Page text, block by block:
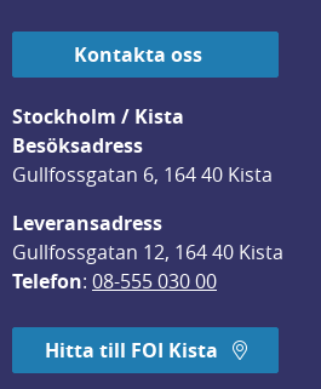
Kontakta oss
Stockholm / Kista
Besöksadress
Gullfossgatan 6, 164 40 Kista
Leveransadress
Gullfossgatan 12, 164 40 Kista
Telefon: 08-555 030 00
Hitta till FOI Kista